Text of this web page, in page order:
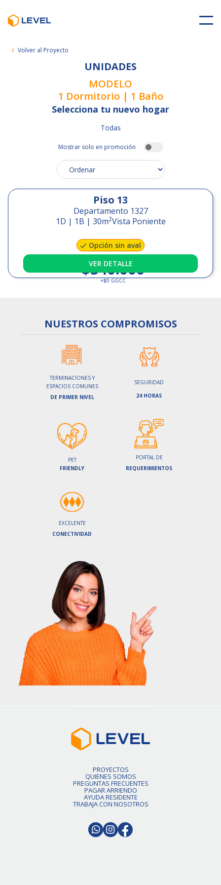
Volver al Proyecto
UNIDADES
MODELO
1 Dormitorio | 1 Baño
Selecciona tu nuevo hogar
Todas
Mostrar solo en promoción
Piso 13
Departamento 1327
1D | 1B | 30m2Vista Poniente
Opción sin aval
$340.000
+$0 GGCC
VER DETALLE
NUESTROS COMPROMISOS
TERMINACIONES Y
ESPACIOS COMUNES
DE PRIMER NIVEL
SEGURIDAD
24 HORAS
PET
FRIENDLY
PORTAL DE
REQUERIMIENTOS
EXCELENTE
CONECTIVIDAD
PROYECTOS
QUIENES SOMOS
PREGUNTAS FRECUENTES
PAGAR ARRIENDO
AYUDA RESIDENTE
TRABAJA CON NOSOTROS